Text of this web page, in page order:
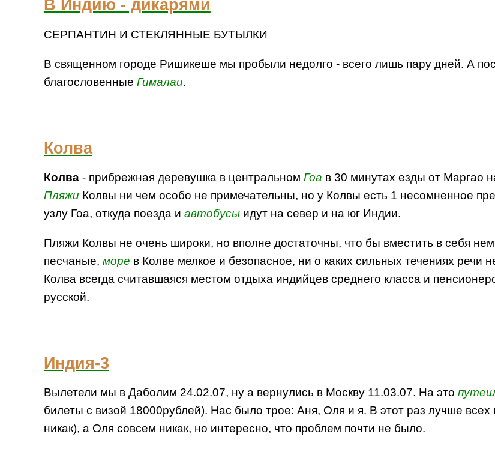
В Индию - дикарями
СЕРПАНТИН И СТЕКЛЯННЫЕ БУТЫЛКИ
В священном городе Ришикеше мы пробыли недолго - всего лишь пару дней. А
благословенные Гималаи.
Колва
Колва- прибрежная деревушка в центральном Гоа в 30 минутах езды от Маргао
Пляжи Колвы ни чем особо не примечательны, но у Колвы есть 1 несомненное
узлу Гоа, откуда поезда и автобусыидут на север и на юг Индии.
Пляжи Колвы не очень широки, но вполне достаточны, что бы вместить в себя
песчаные, море в Колве мелкое и безопасное, ни о каких сильных течениях речи
Колва всегда считавшаяся местом отдыха индийцев среднего класса и
русской.
Индия-3
Вылетели мы в Даболим 24.02.07, ну а вернулись в Москву 11.03.07. На это
билеты с визой 18000рублей). Нас было трое: Аня, Оля и я. В этот раз лучше всех
никак), а Оля совсем никак, но интересно, что проблем почти не было.